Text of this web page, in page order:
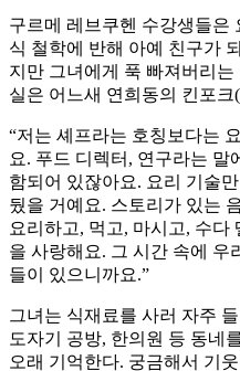
구르메 레브쿠헨 수강생들은
식 철학에 반해 아예 친구가
지만 그녀에게 푹 빠져버리
실은 어느새 연희동의 킨포
“저는 셰프라는 호칭보다는
요. 푸드 디렉터, 연구라는 말
함되어 있잖아요. 요리 기술
뒀을 거예요. 스토리가 있는
요리하고, 먹고, 마시고, 수다
을 사랑해요. 그 시간 속에 우
들이 있으니까요.”
그녀는 식재료를 사러 자주
도자기 공방, 한의원 등 동네
오래 기억한다. 궁금해서 기